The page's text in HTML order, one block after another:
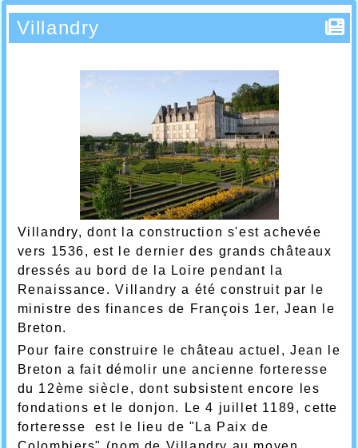
Villandry
Villandry, dont la construction s'est achevée
vers 1536, est le dernier des grands châteaux
dressés au bord de la Loire pendant la
Renaissance. Villandry a été construit par le
ministre des finances de François 1er, Jean le
Breton.
Pour faire construire le château actuel, Jean le
Breton a fait démolir une ancienne forteresse
du 12ème siècle, dont subsistent encore les
fondations et le donjon. Le 4 juillet 1189, cette
forteresse est le lieu de "La Paix de